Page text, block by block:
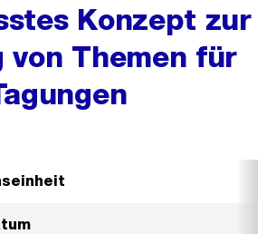
Konzept zur
von Themen für